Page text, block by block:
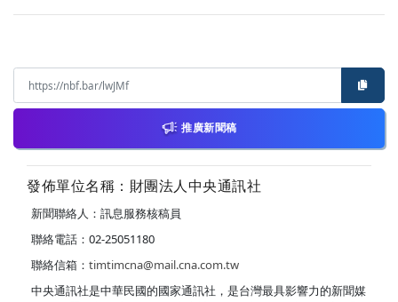
推廣新聞稿
發佈單位名稱：財團法人中央通訊社
新聞聯絡人：訊息服務核稿員
聯絡電話：02-25051180
聯絡信箱： timtimcna@mail.cna.com.tw
中央通訊社是中華民國的國家通訊社，是台灣最具影響力的新聞媒